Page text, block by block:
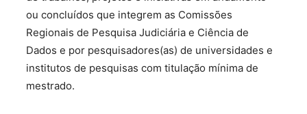
ou concluídos que integrem as Comissões
Regionais de Pesquisa Judiciária e Ciência de
Dados e por pesquisadores(as) de universidades e
institutos de pesquisas com titulação mínima de
mestrado.